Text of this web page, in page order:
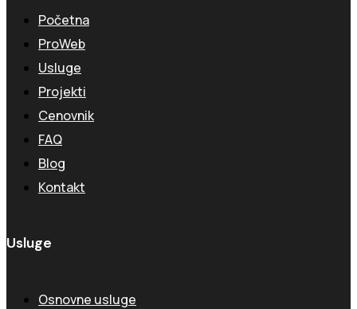
Početna
ProWeb
Usluge
Projekti
Cenovnik
FAQ
Blog
Kontakt
Usluge
Osnovne usluge